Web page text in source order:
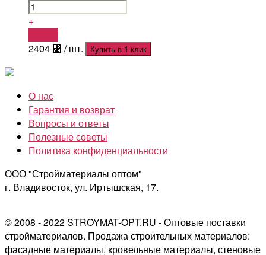
+
2404 ⃄ / шт. Купить в 1 клик
О нас
Гарантия и возврат
Вопросы и ответы
Полезные советы
Политика конфиденциальности
ООО "Стройматериалы оптом"
г. Владивосток, ул. Иртышская, 17.
© 2008 - 2022 STROYMAT-OPT.RU - Оптовые поставки
стройматериалов. Продажа строительных материалов:
фасадные материалы, кровельные материалы, стеновые